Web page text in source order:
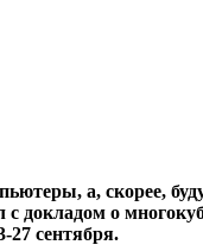
а, скорее,
с докладом о
27 сентября.